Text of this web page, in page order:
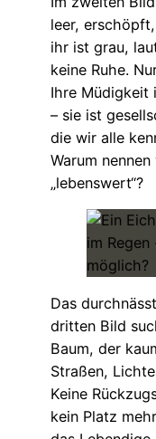
leer,
ihr ist grau,
keine Ruhe.
Ihre Müdigkeit
– sie ist
die wir alle
Warum
„lebenswert“?
Das
dritten Bild
Baum, der
Straßen,
Keine
kein Platz